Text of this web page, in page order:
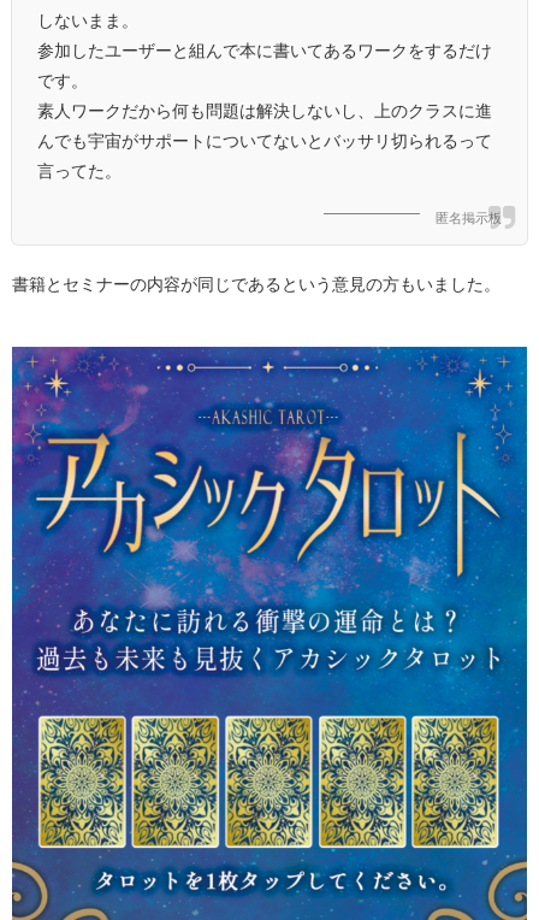
しないまま。
参加したユーザーと組んで本に書いてあるワークをするだけ
です。
素人ワークだから何も問題は解決しないし、上のクラスに進
んでも宇宙がサポートについてないとバッサリ切られるって
言ってた。
匿名掲示板
書籍とセミナーの内容が同じであるという意見の方もいました。